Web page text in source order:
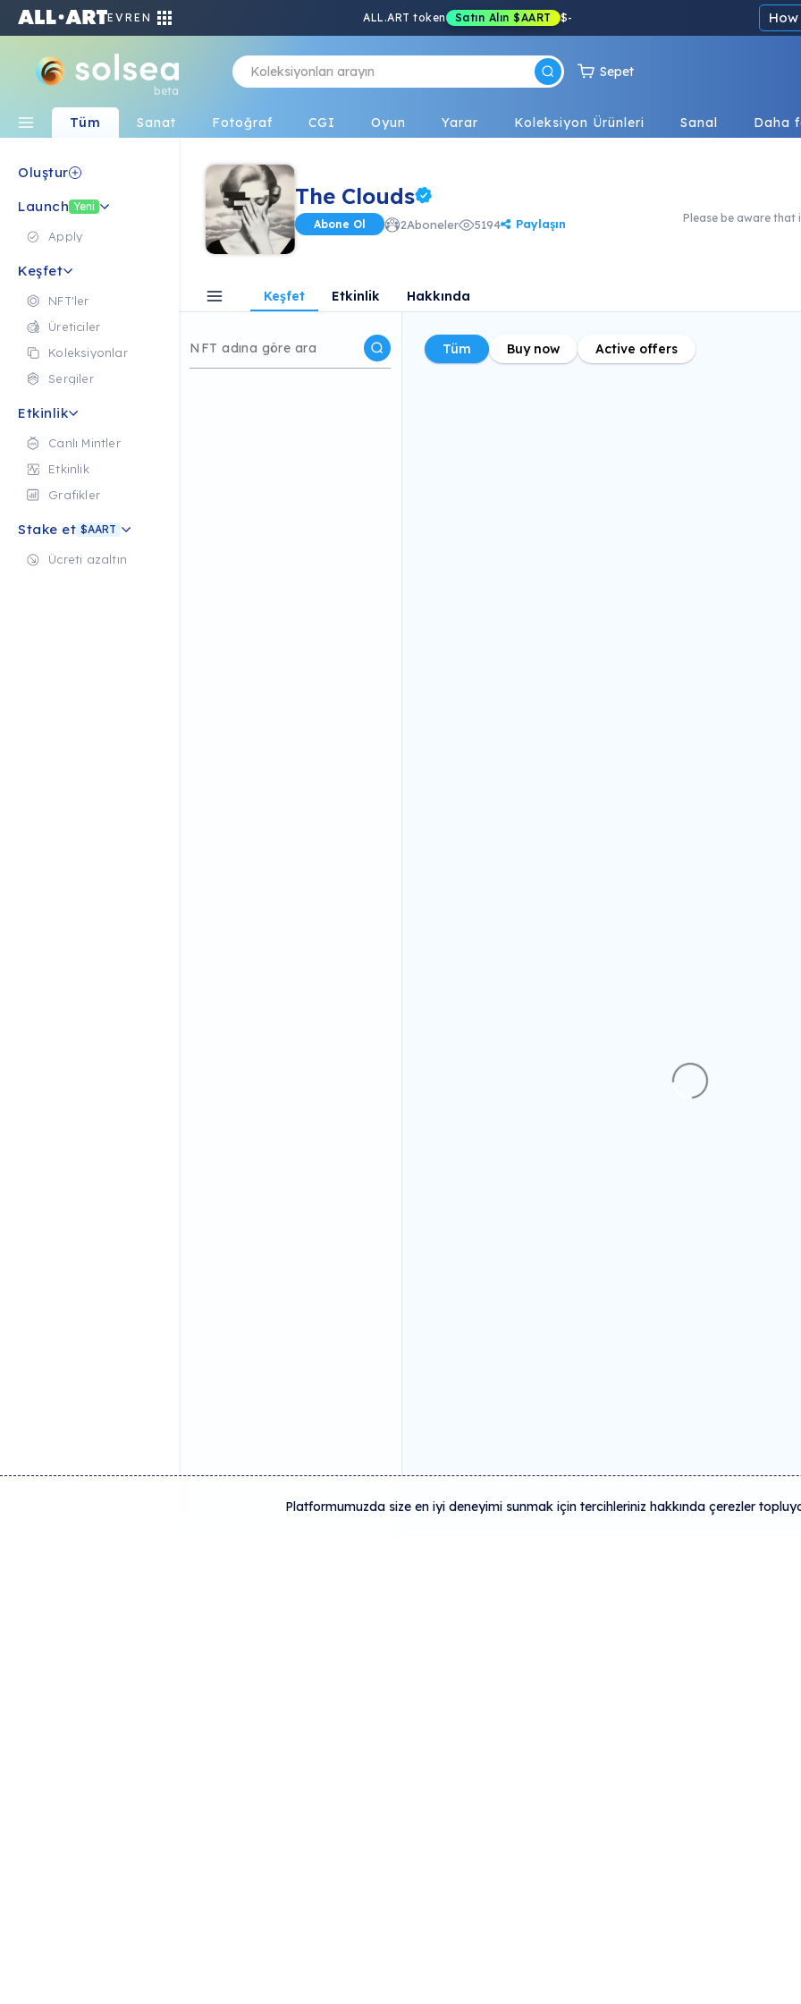
EVREN ALL.ART token Satın Alın $AART $-
beta
Sepet
Tüm Sanat Fotoğraf CGI Oyun Yarar Koleksiyon Ürünleri Sanal Daha
Oluştur
Launch Yeni
Apply
Keşfet
NFT'ler
Üreticiler
Koleksiyonlar
Sergiler
Etkinlik
Canlı Mintler
Etkinlik
Grafikler
Stake et $AART
Ücreti azaltın
The Clouds
Abone Ol 2Aboneler 5194 Paylaşın Please be aware that
Keşfet Etkinlik Hakkında
Tüm Buy now Active offers
Platformumuzda size en iyi deneyimi sunmak için tercihleriniz hakkında çerezler